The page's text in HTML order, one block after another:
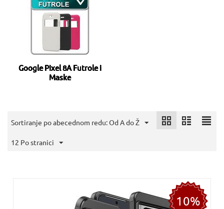
Google Pixel 8A Futrole i
Maske
Sortiranje po abecednom redu: Od A do Ž
12 Po stranici
10%